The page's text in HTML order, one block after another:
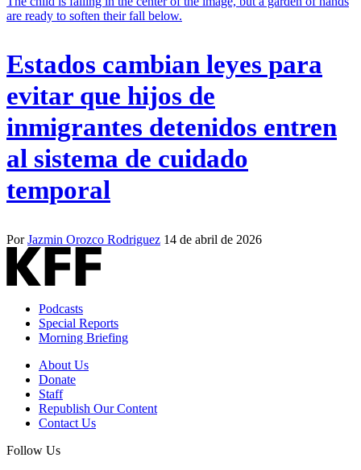
Estados cambian leyes para
evitar que hijos de
inmigrantes detenidos entren
al sistema de cuidado
temporal
PorJazmin Orozco Rodriguez 14 de abril de 2026
Podcasts
Special Reports
Morning Briefing
About Us
Donate
Staff
Republish Our Content
Contact Us
Follow Us